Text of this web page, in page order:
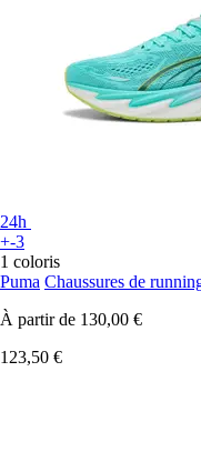
24h
+-3
1 coloris
Puma Chaussures de
À partir de 130,00 €
123,50 €